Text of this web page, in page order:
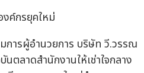
ค์กรยุคใหม่
การผู้อำนวยการ บริษัท วี.วรรณ
ตลาดสำนักงานให้เช่าใจกลาง